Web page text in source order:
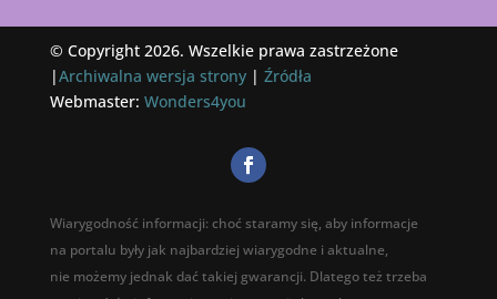
© Copyright 2026. Wszelkie prawa zastrzeżone
|Archiwalna wersja strony| Źródła
Webmaster: Wonders4you
Wiarygodność informacji: choć staramy się, aby informacje
na portalu były jak najbardziej wiarygodne i aktualne,
nie możemy jednak dać takiej gwarancji. Dlatego też trzeba